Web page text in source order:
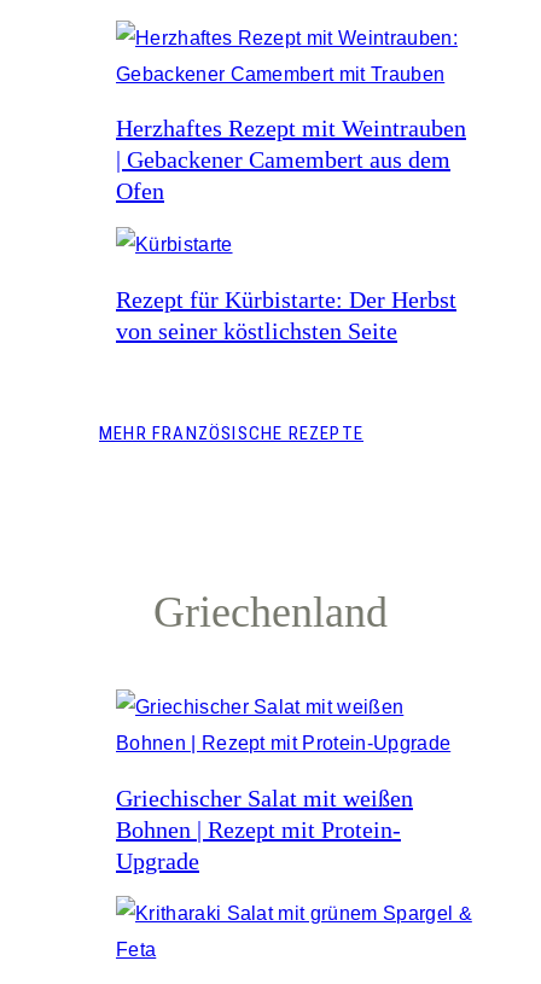
Herzhaftes Rezept mit Weintrauben
| Gebackener Camembert aus dem
Ofen
Rezept für Kürbistarte: Der Herbst
von seiner köstlichsten Seite
MEHR FRANZÖSISCHE REZEPTE
Griechenland
Griechischer Salat mit weißen
Bohnen | Rezept mit Protein-
Upgrade